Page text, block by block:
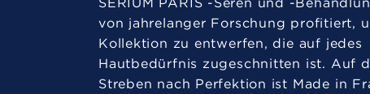
von jahrelanger Forschung profitiert,
Kollektion zu entwerfen, die auf jedes
Hautbedürfnis zugeschnitten ist. Auf
Streben nach Perfektion ist Made in